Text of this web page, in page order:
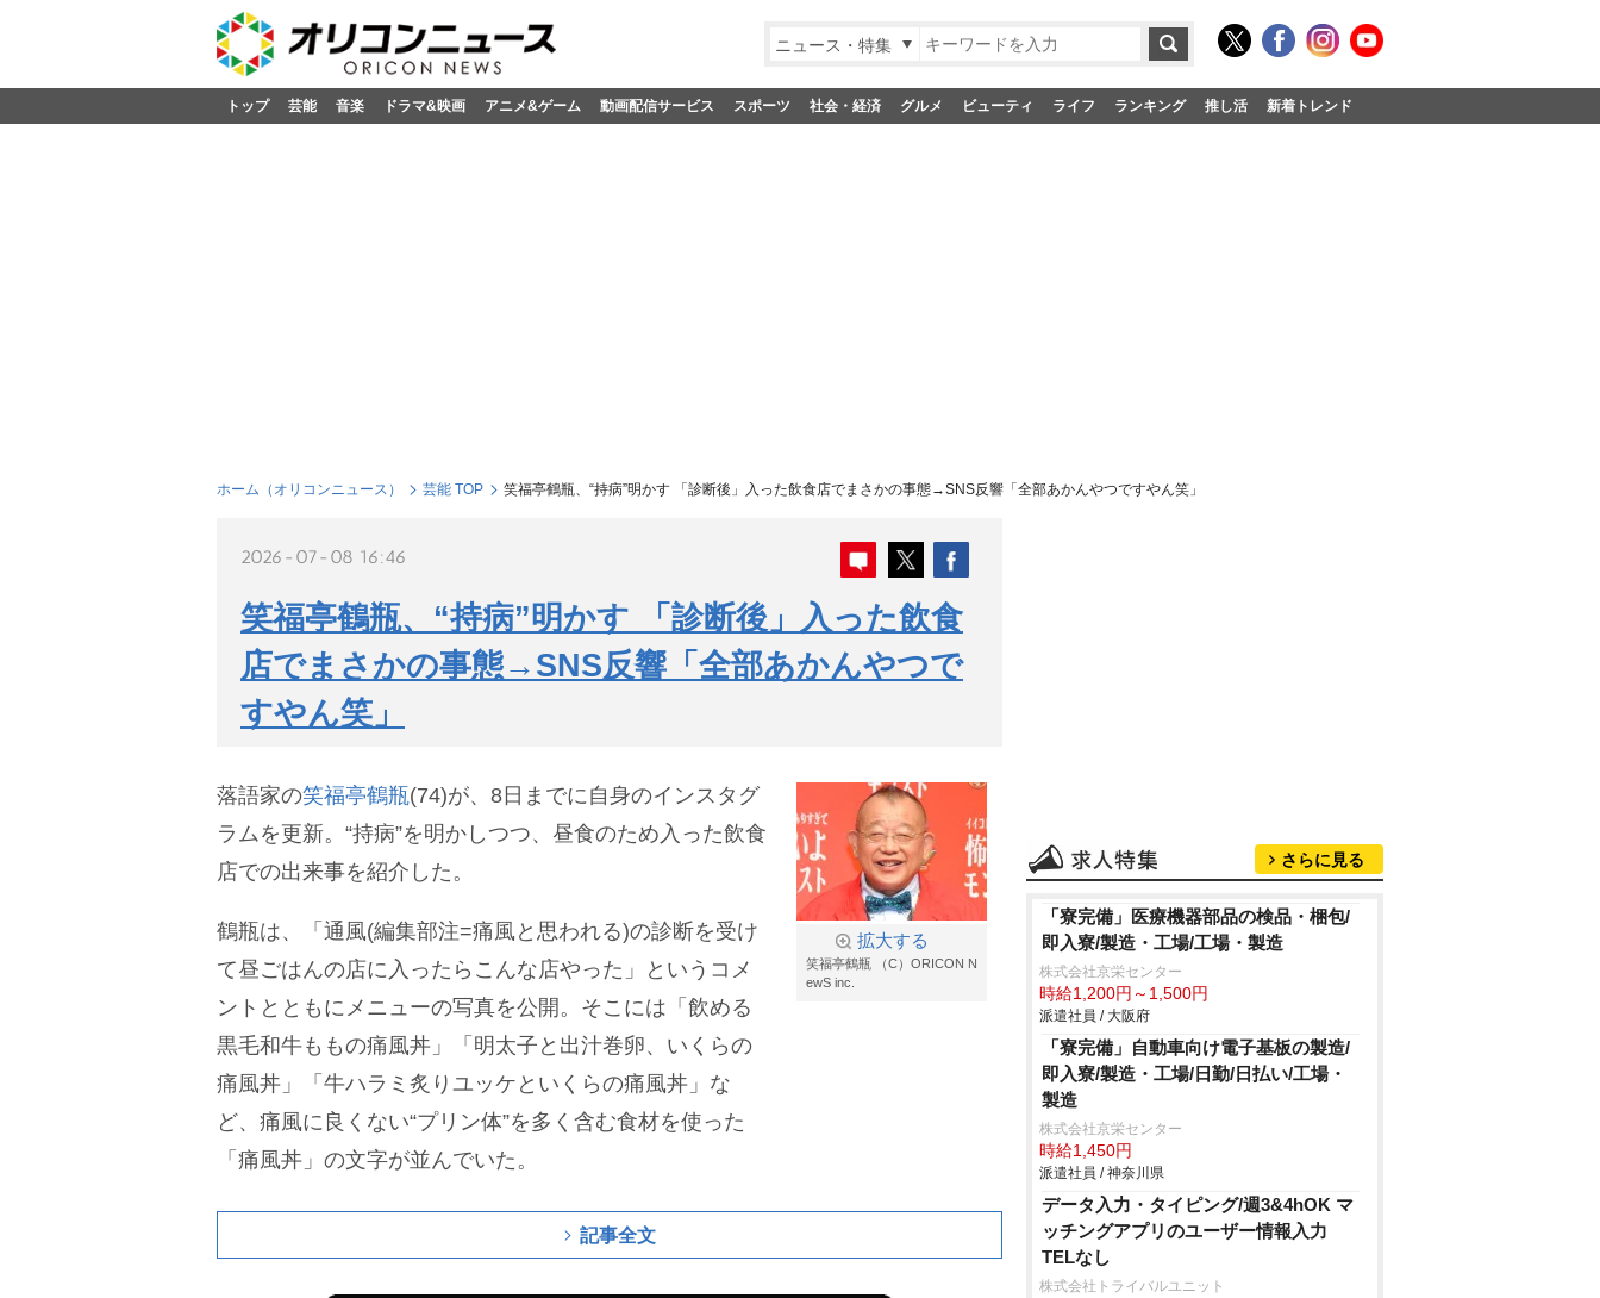
ニュース・特集
トップ 芸能 音楽 ドラマ&映画 アニメ&ゲーム 動画配信サービス スポーツ 社会・経済 グルメ ビューティ ライフ ランキング 推し活 新着トレンド
ホーム（オリコンニュース） 芸能 TOP 笑福亭鶴瓶、“持病”明かす 「診断後」入った飲食店でまさかの事態→SNS反響「全部あかんやつですやん笑」
2026-07-08 16:46
笑福亭鶴瓶、“持病”明かす 「診断後」入った飲食
店でまさかの事態→SNS反響「全部あかんやつで
すやん笑」
拡大する
笑福亭鶴瓶 （C）ORICON N
ewS inc.
落語家の笑福亭鶴瓶(74)が、8日までに自身のインスタグ
ラムを更新。“持病”を明かしつつ、昼食のため入った飲食
店での出来事を紹介した。
鶴瓶は、「通風(編集部注=痛風と思われる)の診断を受け
て昼ごはんの店に入ったらこんな店やった」というコメ
ントとともにメニューの写真を公開。そこには「飲める
黒毛和牛ももの痛風丼」「明太子と出汁巻卵、いくらの
痛風丼」「牛ハラミ炙りユッケといくらの痛風丼」な
ど、痛風に良くない“プリン体”を多く含む食材を使った
「痛風丼」の文字が並んでいた。
記事全文
さらに見る
「寮完備」医療機器部品の検品・梱包/
即入寮/製造・工場/工場・製造
株式会社京栄センター
時給1,200円～1,500円
派遣社員 / 大阪府
「寮完備」自動車向け電子基板の製造/
即入寮/製造・工場/日勤/日払い/工場・
製造
株式会社京栄センター
時給1,450円
派遣社員 / 神奈川県
データ入力・タイピング/週3&4hOK マ
ッチングアプリのユーザー情報入力
TELなし
株式会社トライバルユニット